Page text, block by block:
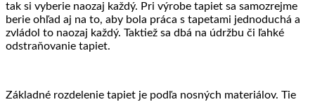
tak si vyberie naozaj každý. Pri výrobe tapiet sa samozrejme
berie ohľad aj na to, aby bola práca s tapetami jednoduchá a
zvládol to naozaj každý. Taktiež sa dbá na údržbu či ľahké
odstraňovanie tapiet.
Základné rozdelenie tapiet je podľa nosných materiálov. Tie